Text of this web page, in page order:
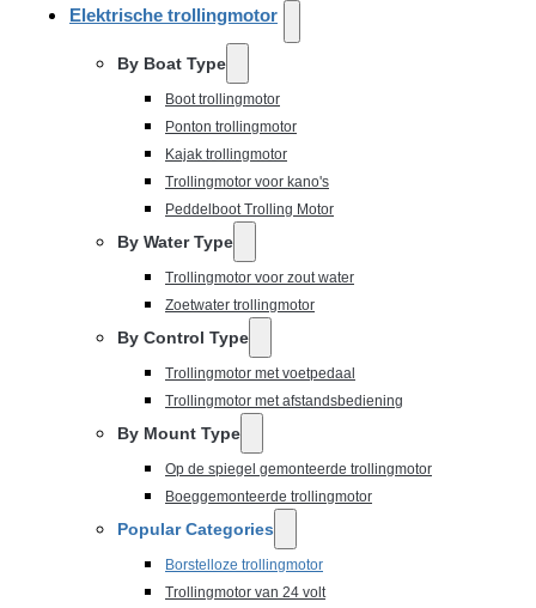
Elektrische trollingmotor
By Boat Type
Boot trollingmotor
Ponton trollingmotor
Kajak trollingmotor
Trollingmotor voor kano's
Peddelboot Trolling Motor
By Water Type
Trollingmotor voor zout water
Zoetwater trollingmotor
By Control Type
Trollingmotor met voetpedaal
Trollingmotor met afstandsbediening
By Mount Type
Op de spiegel gemonteerde trollingmotor
Boeggemonteerde trollingmotor
Popular Categories
Borstelloze trollingmotor
Trollingmotor van 24 volt